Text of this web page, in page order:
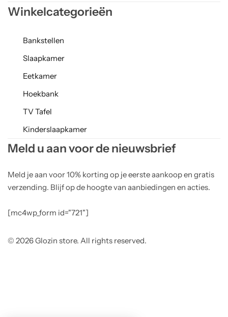
Winkelcategorieën
Bankstellen
Slaapkamer
Eetkamer
Hoekbank
TV Tafel
Kinderslaapkamer
Meld u aan voor de nieuwsbrief
Meld je aan voor 10% korting op je eerste aankoop en gratis
verzending. Blijf op de hoogte van aanbiedingen en acties.
[mc4wp_form id="721"]
© 2026 Glozin store. All rights reserved.